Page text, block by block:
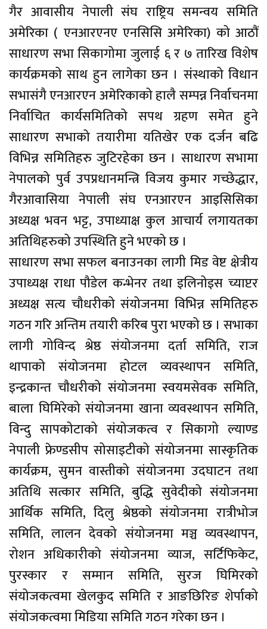
गैर आवासीय नेपाली संघ राष्ट्रिय समन्वय समिति
अमेरिका ( एनआरएनए एनसिसि अमेरिका) को आठौं
साधारण सभा सिकागोमा जुलाई ६ र ७ तारिख विशेष
कार्यक्रमको साथ हुन लागेका छन । संस्थाको विधान
सभासंगै एनआरएन अमेरिकाको हालै सम्पन्न निर्वाचनमा
निर्वाचित कार्यसमितिको सपथ ग्रहण समेत हुने
साधारण सभाको तयारीमा यतिखेर एक दर्जन बढि
विभिन्न समितिहरु जुटिरहेका छन । साधारण सभामा
नेपालको पुर्व उपप्रधानमन्त्रि विजय कुमार गच्छेद्धार,
गैरआवासिया नेपाली संघ एनआरएन आइसिसिका
अध्यक्ष भवन भट्ट, उपाध्याक्ष कुल आचार्य लगायतका
अतिथिहरुको उपस्थिति हुने भएको छ ।
साधारण सभा सफल बनाउनका लागी मिड वेष्ट क्षेत्रीय
उपाध्यक्ष राधा पौडेल कन्भेनर तथा इलिनोइस च्याप्टर
अध्यक्ष सत्य चौधरीको संयोजनमा विभिन्न समितिहरु
गठन गरि अन्तिम तयारी करिब पुरा भएको छ । सभाका
लागी गोविन्द श्रेष्ठ संयोजनमा दर्ता समिति, राज
थापाको संयोजनमा होटल व्यवस्थापन समिति,
इन्द्रकान्त चाैधरीको संयोजनमा स्वयमसेवक समिति,
बाला घिमिरेको संयोजनमा खाना व्यवस्थापन समिति,
विन्दु सापकोटाको संयोजकत्व र सिकागो ल्याण्ड
नेपाली फ्रेण्डसीप सोसाइटीको संयोजनमा सास्कृतिक
कार्यक्रम, सुमन वास्तीको संयोजनमा उदघाटन तथा
अतिथि सत्कार समिति, बुद्धि सुवेदीको संयोजनमा
आर्थिक समिति, दिलु श्रेष्ठको संयोजनमा रात्रीभोज
समिति, लालन देवको संयोजनमा मञ्च व्यवस्थापन,
रोशन अधिकारीको संयोजनमा व्याज, सर्टिफिकेट,
पुरस्कार र सम्मान समिति, सुरज घिमिरको
संयोजकत्वमा खेलकुद समिति र आङछिरिङ शेर्पाको
संयोजकत्वमा मिडिया समिति गठन गरेका छन ।